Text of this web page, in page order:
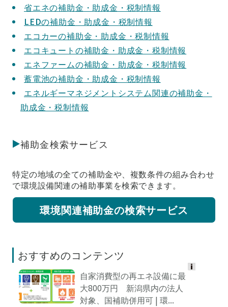
省エネの補助金・助成金・税制情報
LEDの補助金・助成金・税制情報
エコカーの補助金・助成金・税制情報
エコキュートの補助金・助成金・税制情報
エネファームの補助金・助成金・税制情報
蓄電池の補助金・助成金・税制情報
エネルギーマネジメントシステム関連の補助金・
助成金・税制情報
補助金検索サービス
特定の地域の全ての補助金や、複数条件の組み合わせ
で環境設備関連の補助事業を検索できます。
環境関連補助金の検索サービス
おすすめのコンテンツ
自家消費型の再エネ設備に最
大800万円 新潟県内の法人
対象、国補助併用可 | 環...